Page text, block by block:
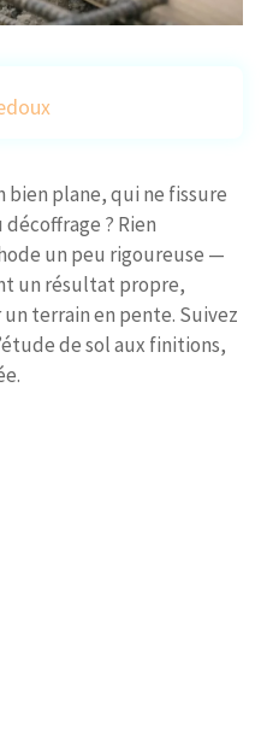
bien plane, qui ne fissure
? Rien
un peu rigoureuse —
un résultat propre,
terrain en pente. Suivez
de sol aux finitions,